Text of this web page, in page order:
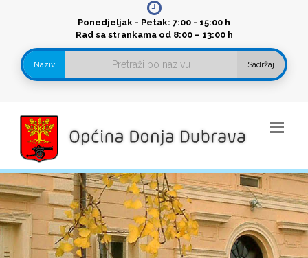
Ponedjeljak - Petak: 7:00 - 15:00 h
Rad sa strankama od 8:00 – 13:00 h
Naziv Sadržaj